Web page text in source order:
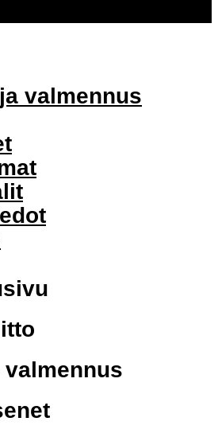
valmennus